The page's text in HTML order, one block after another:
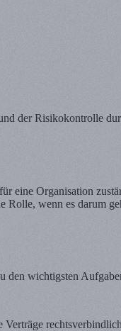
der Risikokontrolle
Organisation
wenn es darum
wichtigsten